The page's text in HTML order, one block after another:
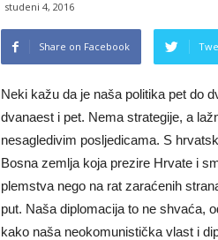
studeni 4, 2016
Share on Facebook
Neki kažu da je naša politika pet do
dvanaest i pet. Nema strategije, a
nesagledivim posljedicama. S
Bosna zemlja koja prezire Hrvate i
plemstva nego na rat zaraćenih
put. Naša diplomacija to ne shvaća,
kako naša neokomunistička vlast i